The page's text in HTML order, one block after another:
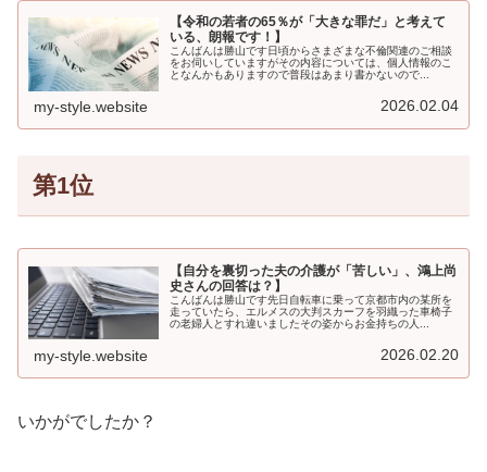
【令和の若者の65％が「大きな罪だ」と考えて
いる、朗報です！】
こんばんは勝山です日頃からさまざまな不倫関連のご相談
をお伺いしていますがその内容については、個人情報のこ
となんかもありますので普段はあまり書かないので...
my-style.website 2026.02.04
第1位
【自分を裏切った夫の介護が「苦しい」、鴻上尚
史さんの回答は？】
こんばんは勝山です先日自転車に乗って京都市内の某所を
走っていたら、エルメスの大判スカーフを羽織った車椅子
の老婦人とすれ違いましたその姿からお金持ちの人...
my-style.website 2026.02.20
いかがでしたか？